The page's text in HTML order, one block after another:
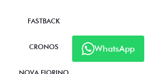
WhatsApp
FASTBACK
CRONOS